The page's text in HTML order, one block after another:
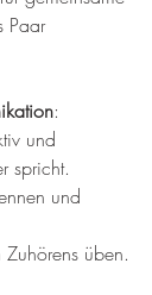
Paar
:
und
spricht.
und
üben.